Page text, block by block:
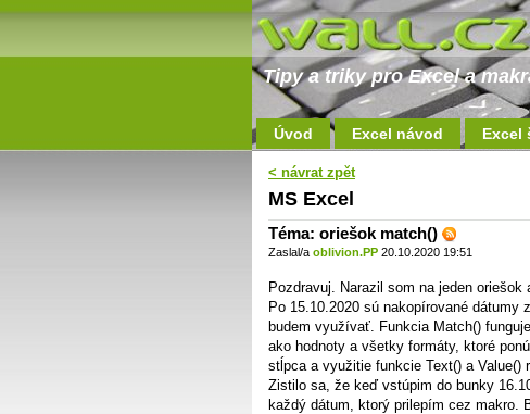
Tipy a triky pro Excel a
Úvod Excel návod Excel
< návrat zpět
MS Excel
Téma: oriešok match()
Zaslal/a oblivion.PP 20.10.2020 19:51
Pozdravuj. Narazil som na jeden oriešok
Po 15.10.2020 sú nakopírované dátumy
budem využívať. Funkcia Match()
ako hodnoty a všetky formáty, ktoré
stĺpca a využitie funkcie Text() a
Zistilo sa, že keď vstúpim do bunky
každý dátum, ktorý prilepím cez makro.